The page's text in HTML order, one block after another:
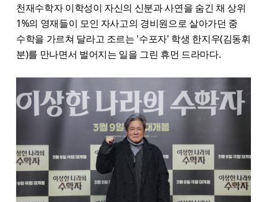
천재수학자 이학성이 자신의 신분과 사연을 숨긴 채 상위
1%의 영재들이 모인 자사고의 경비원으로 살아가던 중
수학을 가르쳐 달라고 조르는 '수포자' 학생 한지우(김동휘
분)를 만나면서 벌어지는 일을 그린 휴먼 드라마다.